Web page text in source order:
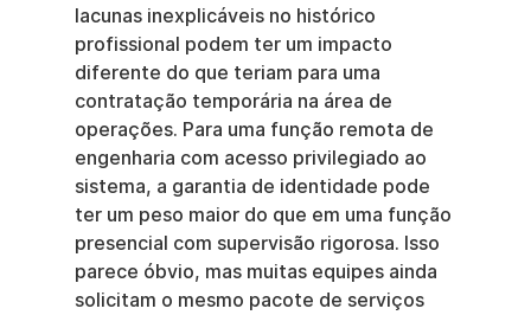
lacunas inexplicáveis no histórico
profissional podem ter um impacto
diferente do que teriam para uma
contratação temporária na área de
operações. Para uma função remota de
engenharia com acesso privilegiado ao
sistema, a garantia de identidade pode
ter um peso maior do que em uma função
presencial com supervisão rigorosa. Isso
parece óbvio, mas muitas equipes ainda
solicitam o mesmo pacote de serviços